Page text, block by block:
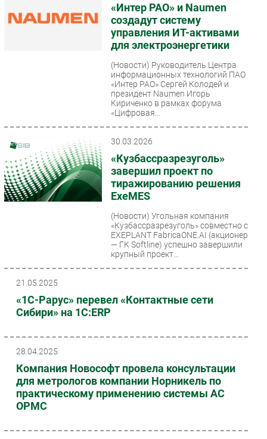
Фиксированная связь
Кадры
Регулирование
Финансы
Web
Гаджеты
Здоровье
РАЗДЕЛЫ
Интервью
Мероприятия
Проекты
«Интер РАО» и Naumen
создадут систему
управления ИТ-активами
для электроэнергетики
(Новости) Руководитель Центра
информационных технологий ПАО
«Интер РАО» Сергей Колодей и
президент Naumen Игорь
Кириченко в рамках форума
«Цифровая...
30.03.2026
«Кузбассразрезуголь»
завершил проект по
тиражированию решения
ExeMES
(Новости) Угольная компания
«Кузбассразрезуголь» совместно с
EXEPLANT FabricaONE.AI (акционер
— ГК Softline) успешно завершили
крупный проект...
21.05.2025
«1С-Рарус» перевел «Контактные сети
Сибири» на 1С:ERP
28.04.2025
Компания Новософт провела консультации
для метрологов компании Норникель по
практическому применению системы АС
ОРМС